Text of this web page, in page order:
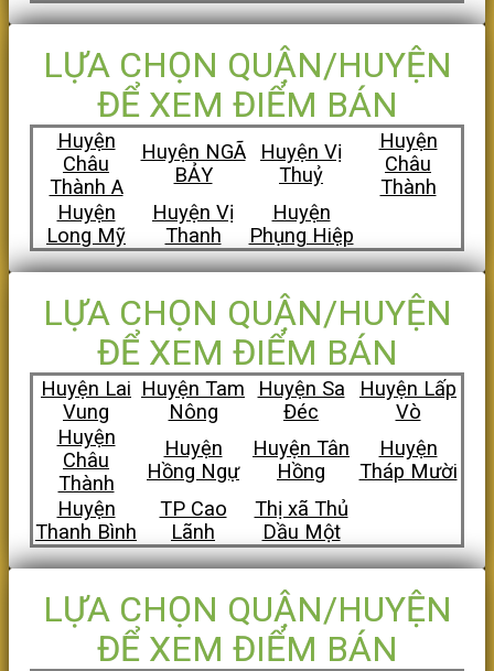
LỰA CHỌN QUẬN/HUYỆN
ĐỂ XEM ĐIỂM BÁN
Huyện
Châu
Thành A
Huyện NGÃ
BẢY
Huyện Vị
Thuỷ
Huyện
Châu
Thành
Huyện
Long Mỹ
Huyện Vị
Thanh
Huyện
Phụng Hiệp
LỰA CHỌN QUẬN/HUYỆN
ĐỂ XEM ĐIỂM BÁN
Huyện Lai
Vung
Huyện Tam
Nông
Huyện Sa
Đéc
Huyện Lấp
Vò
Huyện
Châu
Thành
Huyện
Hồng Ngự
Huyện Tân
Hồng
Huyện
Tháp Mười
Huyện
Thanh Bình
TP Cao
Lãnh
Thị xã Thủ
Dầu Một
LỰA CHỌN QUẬN/HUYỆN
ĐỂ XEM ĐIỂM BÁN